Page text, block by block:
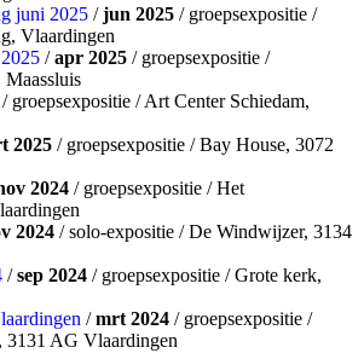
juni 2025 /jun 2025 / groepsexpositie /
Vlaardingen
/apr 2025 / groepsexpositie /
Maassluis
/ groepsexpositie / Art Center Schiedam,
2025 / groepsexpositie / Bay House, 3072
2024 / groepsexpositie / Het
2024 / solo-expositie / De Windwijzer, 3134
/sep 2024 / groepsexpositie / Grote kerk,
/mrt 2024 / groepsexpositie /
3131 AG Vlaardingen